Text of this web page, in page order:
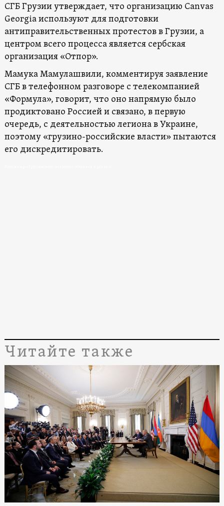
СГБ Грузии утверждает, что организацию Canvas
Georgia используют для подготовки
антиправительственных протестов в Грузии, а
центром всего процесса является сербская
организация «Отпор».
Мамука Мамулашвили, комментируя заявление
СГБ в телефонном разговоре с телекомпанией
«Формула», говорит, что оно напрямую было
продиктовано Россией и связано, в первую
очередь, с деятельностью легиона в Украине,
поэтому «грузино-российские власти» пытаются
его дискредитировать.
Читайте также